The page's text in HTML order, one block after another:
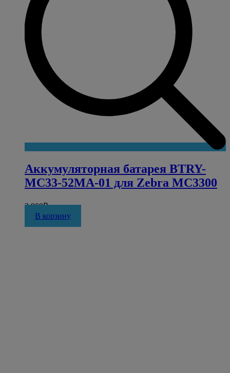
Аккумуляторная батарея BTRY-
MC33-52MA-01 для Zebra MC3300
3 900₽
В корзину